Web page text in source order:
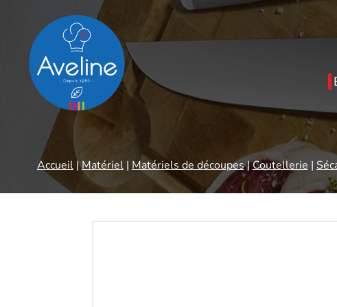
Accueil|Matériel| Matériels de découpes|Coutellerie |
Panneau de gestion des cookies